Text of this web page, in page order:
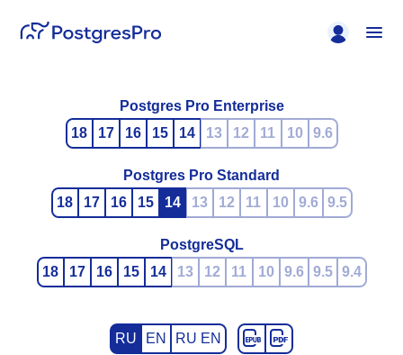
Postgres Pro Enterprise
18
17 16 15 14 13 12 11 10 9.6
Postgres Pro Standard
18
17 16 15 14 13 12 11 10 9.6 9.5
PostgreSQL
18
17 16 15 14 13 12 11 10 9.6 9.5 9.4
RU EN RU EN